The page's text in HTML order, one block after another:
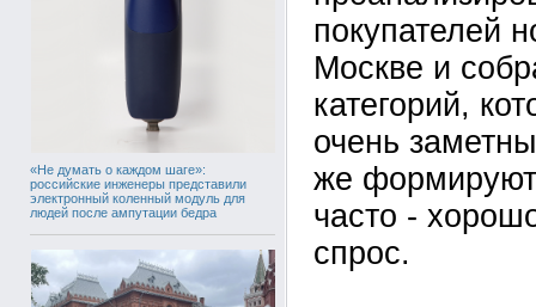
«Не думать о каждом шаге»:
российские инженеры представили
электронный коленный модуль для
людей после ампутации бедра
покупателей
Москве и
категорий,
очень
же
часто -
спрос.